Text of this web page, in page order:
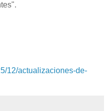
12/actualizaciones-de-